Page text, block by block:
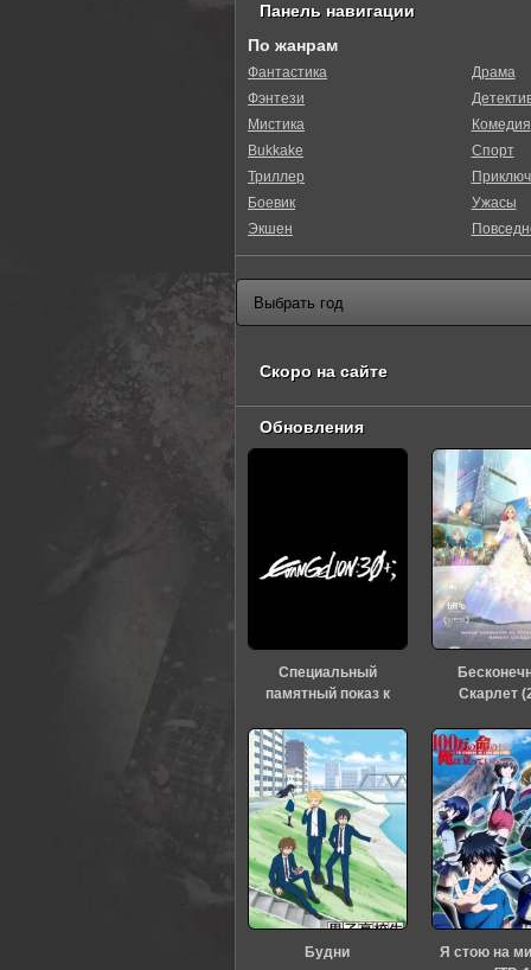
Панель навигации
По жанрам
Фантастика
Фэнтези
Мистика
Bukkake
Триллер
Боевик
Экшен
Драма
Комедия
Спорт
Ужасы
Скоро на сайте
Обновления
Специальный
памятный показ к
«Евангелиона» (2026)
Скарлет
Будни
Я стою на